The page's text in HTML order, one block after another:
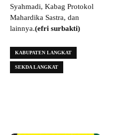
Syahmadi, Kabag Protokol
Mahardika Sastra, dan
lainnya.(efri surbakti)
KABUPATEN LANGKAT
SEKDA LANGKAT